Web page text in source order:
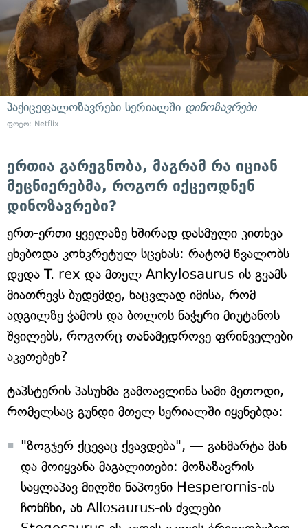
პაქიცეფალოზავრები სერიალში დინოზავრები
ფოტო: Netflix
ერთია გარეგნობა, მაგრამ რა იციან
მეცნიერებმა, როგორ იქცეოდნენ
დინოზავრები?
ერთ-ერთი ყველაზე ხშირად დასმული კითხვა
ეხებოდა კონკრეტულ სცენას: რატომ წვალობს
დედა T. rex და მთელ Ankylosaurus-ის გვამს
მიათრევს ბუდემდე, ნაცვლად იმისა, რომ
ადგილზე ჭამოს და ბოლოს ნაჭერი მიუტანოს
შვილებს, როგორც თანამედროვე ფრინველები
აკეთებენ?
ტაპსტერის პასუხმა გამოავლინა სამი მეთოდი,
რომელსაც გუნდი მთელ სერიალში იყენებდა:
"ზოგჯერ ქცევაც ქვავდება", — განმარტა მან
და მოიყვანა მაგალითები: მოზაზავრის
საყლაპავ მილში ნაპოვნი Hesperornis-ის
ჩონჩხი, ან Allosaurus-ის ძვლები